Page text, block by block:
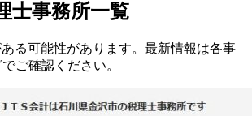
士事務所一覧
る可能性があります。最新情報は各事
ご確認ください。